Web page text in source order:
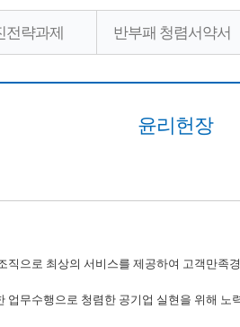
전략과제 반부패 청렴서약서
윤리헌장
직으로 최상의 서비스를 제공하여 고객만족
업무수행으로 청렴한 공기업 실현을 위해 노